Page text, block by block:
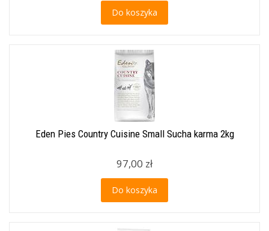
Do koszyka
Eden Pies Country Cuisine Small Sucha karma 2kg
97,00 zł
Do koszyka